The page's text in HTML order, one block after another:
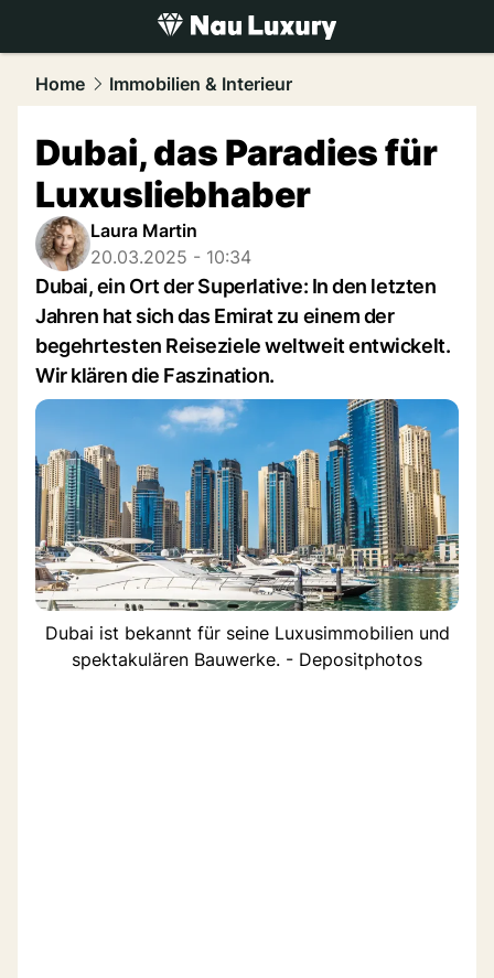
luxury.NAU.ch
Home Immobilien & Interieur
Dubai, das Paradies für
Luxusliebhaber
Laura Martin
20.03.2025 - 10:34
Dubai, ein Ort der Superlative: In den letzten
Jahren hat sich das Emirat zu einem der
begehrtesten Reiseziele weltweit entwickelt.
Wir klären die Faszination.
Dubai ist bekannt für seine Luxusimmobilien und
spektakulären Bauwerke. - Depositphotos